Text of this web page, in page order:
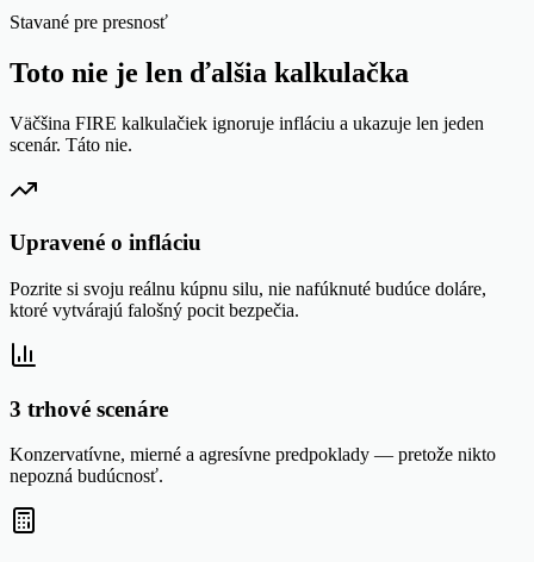
Stavané pre presnosť
Toto nie je len ďalšia kalkulačka
Väčšina FIRE kalkulačiek ignoruje infláciu a ukazuje len jeden
scenár. Táto nie.
Upravené o infláciu
Pozrite si svoju reálnu kúpnu silu, nie nafúknuté budúce doláre,
ktoré vytvárajú falošný pocit bezpečia.
3 trhové scenáre
Konzervatívne, mierné a agresívne predpoklady — pretože nikto
nepozná budúcnosť.